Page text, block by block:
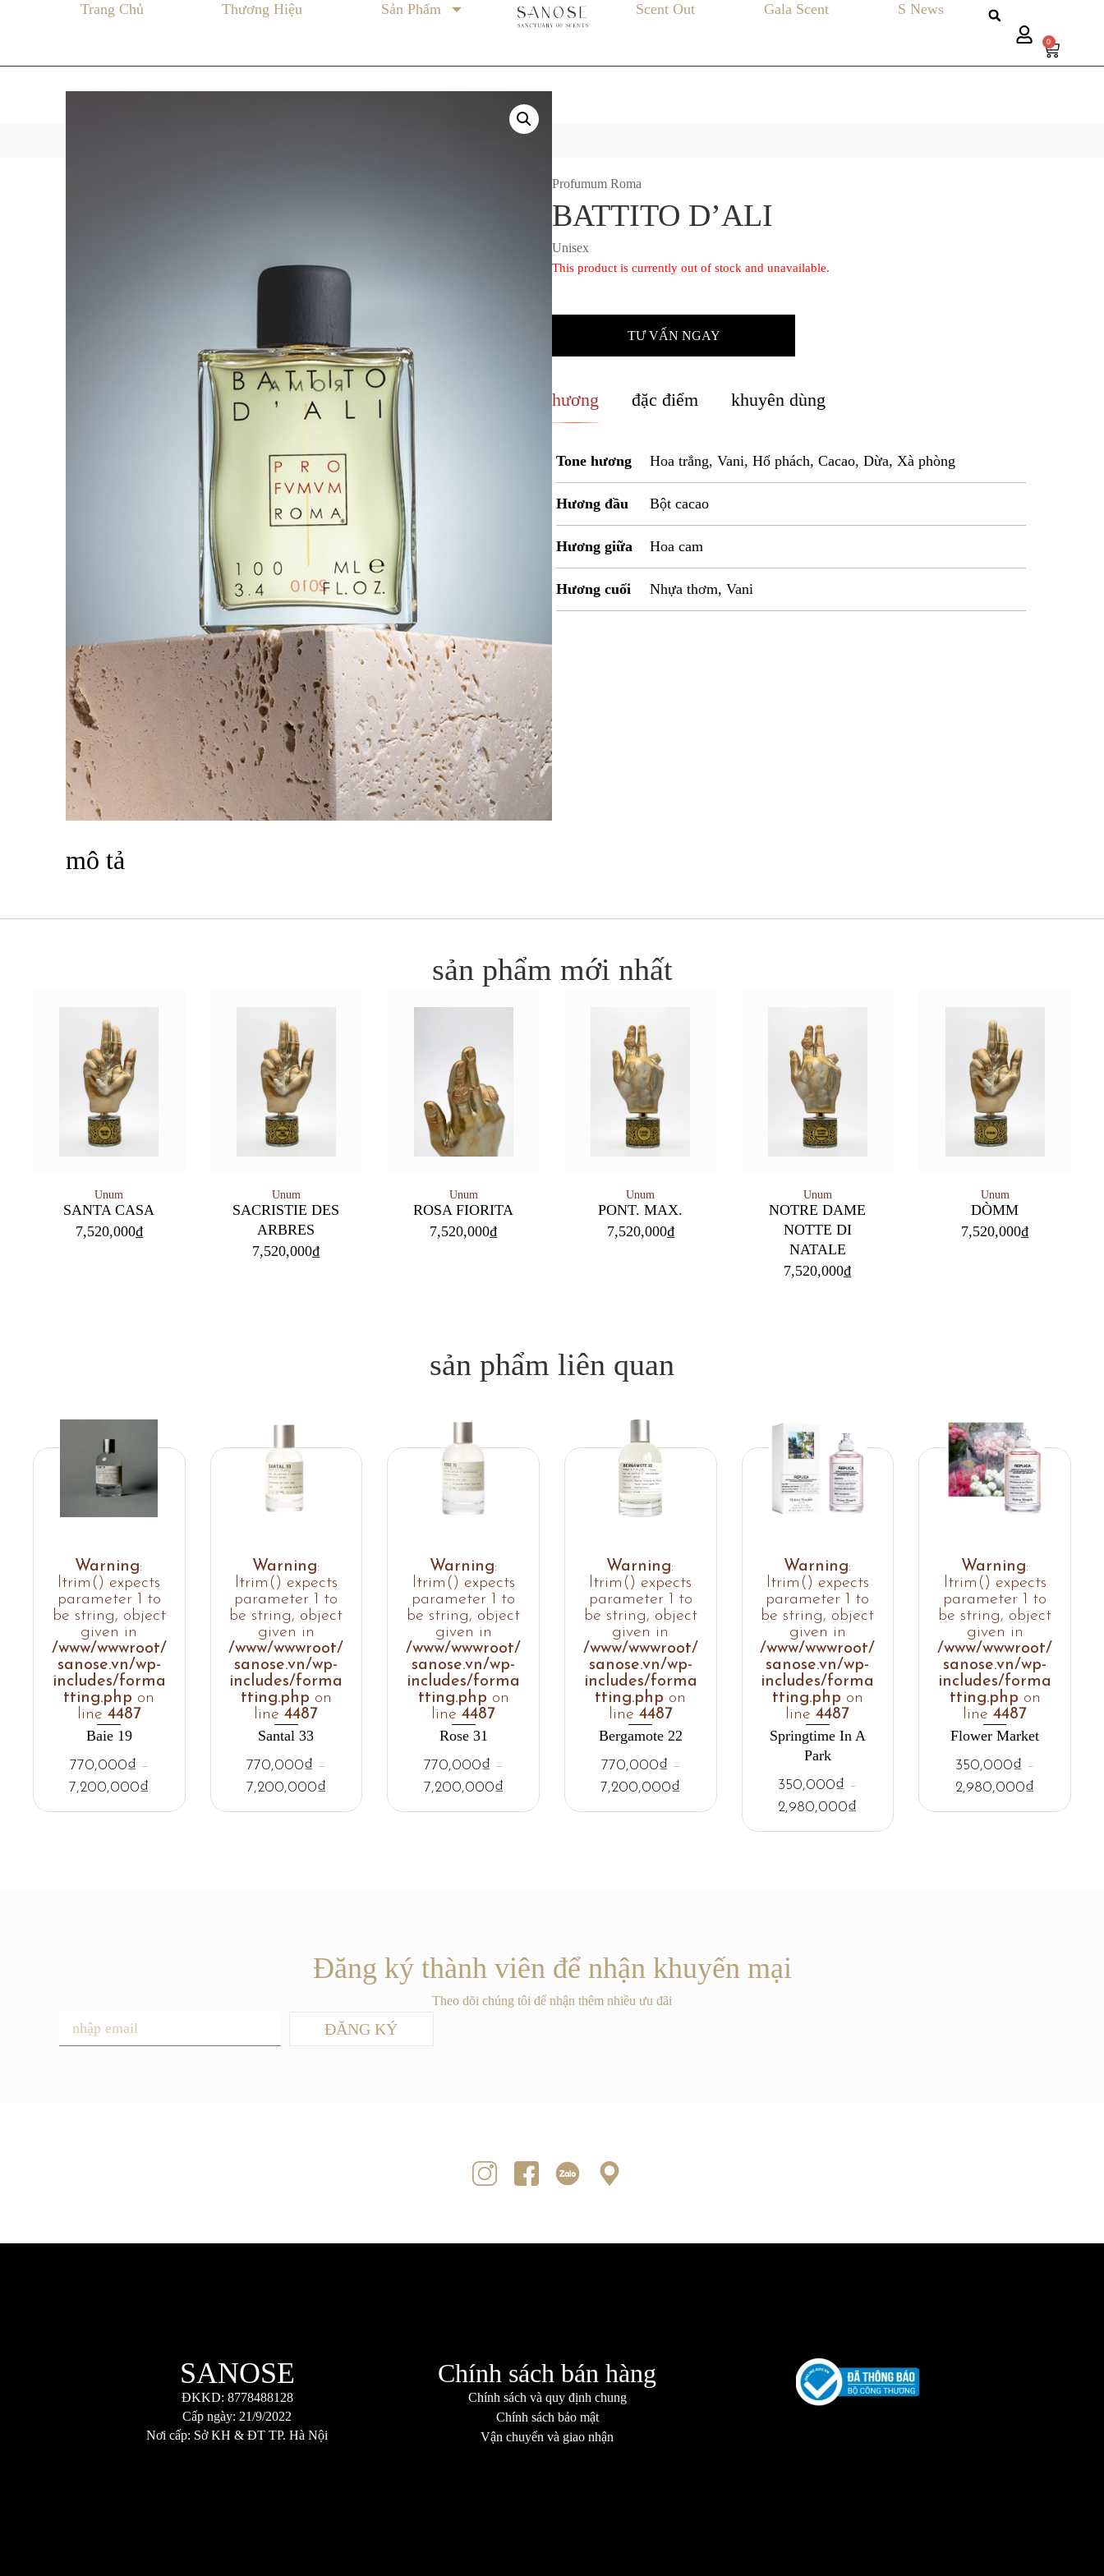
Trang Chủ Thương Hiệu Sản Phẩm Scent Out Gala Scent S News
0
mô tả
Profumum Roma
BATTITO D’ALI
Unisex
This product is currently out of stock and unavailable.
TƯ VẤN NGAY
hương đặc điểm khuyên dùng
Tone hương Hoa trắng, Vani, Hổ phách, Cacao, Dừa, Xà phòng
Hương đầu Bột cacao
Hương giữa Hoa cam
Hương cuối Nhựa thơm, Vani
sản phẩm mới nhất
Unum
SANTA CASA
7,520,000₫
Unum
SACRISTIE DES
ARBRES
7,520,000₫
Unum
ROSA FIORITA
7,520,000₫
Unum
PONT. MAX.
7,520,000₫
Unum
NOTRE DAME
NOTTE DI
NATALE
7,520,000₫
Unum
DÒMM
7,520,000₫
sản phẩm liên quan
Warning:
ltrim() expects
parameter 1 to
be string, object
given in
/www/wwwroot/
sanose.vn/wp-
includes/forma
tting.php on
line 4487
Baie 19
770,000₫ –
7,200,000₫
Warning:
ltrim() expects
parameter 1 to
be string, object
given in
/www/wwwroot/
sanose.vn/wp-
includes/forma
tting.php on
line4487
Santal 33
770,000₫ –
7,200,000₫
Warning:
ltrim() expects
parameter 1 to
be string, object
given in
/www/wwwroot/
sanose.vn/wp-
includes/forma
tting.php on
line4487
Rose 31
770,000₫ –
7,200,000₫
Warning:
ltrim() expects
parameter 1 to
be string, object
given in
/www/wwwroot/
sanose.vn/wp-
includes/forma
tting.php on
line 4487
Bergamote 22
770,000₫ –
7,200,000₫
Warning:
ltrim() expects
parameter 1 to
be string, object
given in
/www/wwwroot/
sanose.vn/wp-
includes/forma
tting.php on
line4487
Springtime In A
Park
350,000₫ –
2,980,000₫
Warning:
ltrim() expects
parameter 1 to
be string, object
given in
/www/wwwroot/
sanose.vn/wp-
includes/forma
tting.php on
line4487
Flower Market
350,000₫ –
2,980,000₫
Đăng ký thành viên để nhận khuyến mại
Theo dõi chúng tôi để nhận thêm nhiều ưu đãi
ĐĂNG KÝ
SANOSE
ĐKKD: 8778488128
Cấp ngày: 21/9/2022
Nơi cấp: Sở KH & ĐT TP. Hà Nội
Chính sách bán hàng
Chính sách và quy định chung
Chính sách bảo mật
Vận chuyển và giao nhận